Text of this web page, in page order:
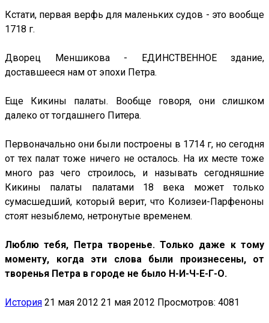
Кстати, первая верфь для маленьких судов - это вообще
1718 г.
Дворец Меншикова - ЕДИНСТВЕННОЕ здание,
доставшееся нам от эпохи Петра.
Еще Кикины палаты. Вообще говоря, они слишком
далеко от тогдашнего Питера.
Первоначально они были построены в 1714 г, но сегодня
от тех палат тоже ничего не осталось. На их месте тоже
много раз чего строилось, и называть сегодняшние
Кикины палаты палатами 18 века может только
сумасшедший, который верит, что Колизеи-Парфеноны
стоят незыблемо, нетронутые временем.
Люблю тебя, Петра творенье. Только даже к тому
моменту, когда эти слова были произнесены, от
творенья Петра в городе не было Н-И-Ч-Е-Г-О.
История 21 мая 2012 21 мая 2012 Просмотров: 4081